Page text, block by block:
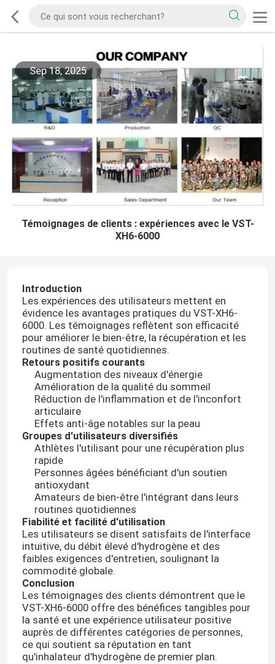
Sep 18, 2025
Témoignages de clients : expériences avec le VST-
XH6-6000
Introduction
Les expériences des utilisateurs mettent en
évidence les avantages pratiques du VST-XH6-
6000. Les témoignages reflètent son efficacité
pour améliorer le bien-être, la récupération et les
routines de santé quotidiennes.
Retours positifs courants
Augmentation des niveaux d'énergie
Amélioration de la qualité du sommeil
Réduction de l'inflammation et de l'inconfort
articulaire
Effets anti-âge notables sur la peau
Groupes d'utilisateurs diversifiés
Athlètes l'utilisant pour une récupération plus
rapide
Personnes âgées bénéficiant d'un soutien
antioxydant
Amateurs de bien-être l'intégrant dans leurs
routines quotidiennes
Fiabilité et facilité d'utilisation
Les utilisateurs se disent satisfaits de l'interface
intuitive, du débit élevé d'hydrogène et des
faibles exigences d'entretien, soulignant la
commodité globale.
Conclusion
Les témoignages des clients démontrent que le
VST-XH6-6000 offre des bénéfices tangibles pour
la santé et une expérience utilisateur positive
auprès de différentes catégories de personnes,
ce qui soutient sa réputation en tant
qu'inhalateur d'hydrogène de premier plan.